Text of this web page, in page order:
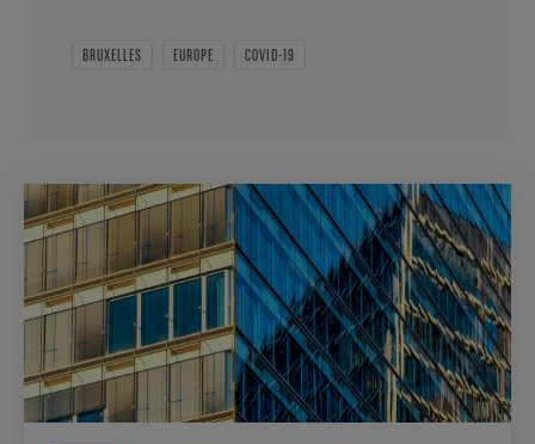
BRUXELLES EUROPE COVID-19